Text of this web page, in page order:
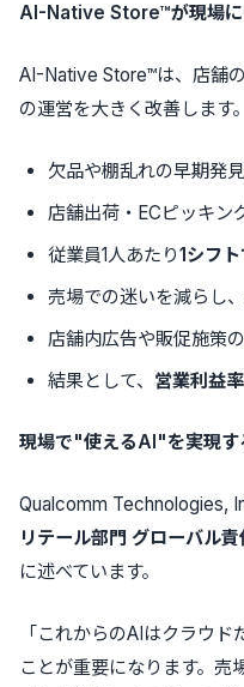
AI-Native Store™が現場
AI-Native Store™は、店舗
の運営を大きく改善します。
欠品や棚乱れの早期発
店舗出荷・ECピッキン
従業員1人あたり1 シフト
売場での迷いを減らし、
店舗内広告や販促施策の
結果として、 営業利益
現場で"使えるAI"を実現
Qualcomm Technologies,
リテール部門 グローバル責
に述べています。
「これからのAIはクラウ
ことが重要になります。売